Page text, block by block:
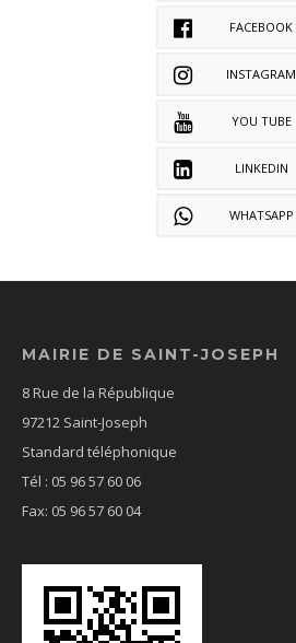
FACEBOOK
INSTAGRAM
YOU TUBE
LINKEDIN
WHATSAPP
MAIRIE DE SAINT-JOSEPH
8 Rue de la République
97212 Saint-Joseph
Standard téléphonique
Tél : 05 96 57 60 06
Fax: 05 96 57 60 04